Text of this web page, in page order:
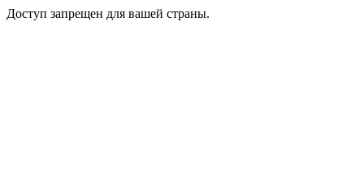
Доступ запрещен для вашей страны.